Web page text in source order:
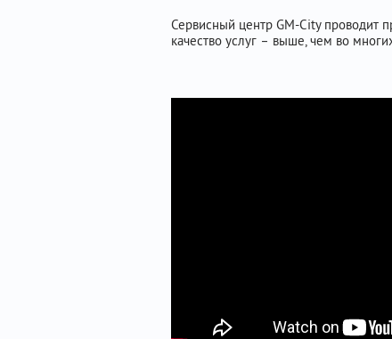
Сервисный центр GM-City проводит
качество услуг – выше, чем во